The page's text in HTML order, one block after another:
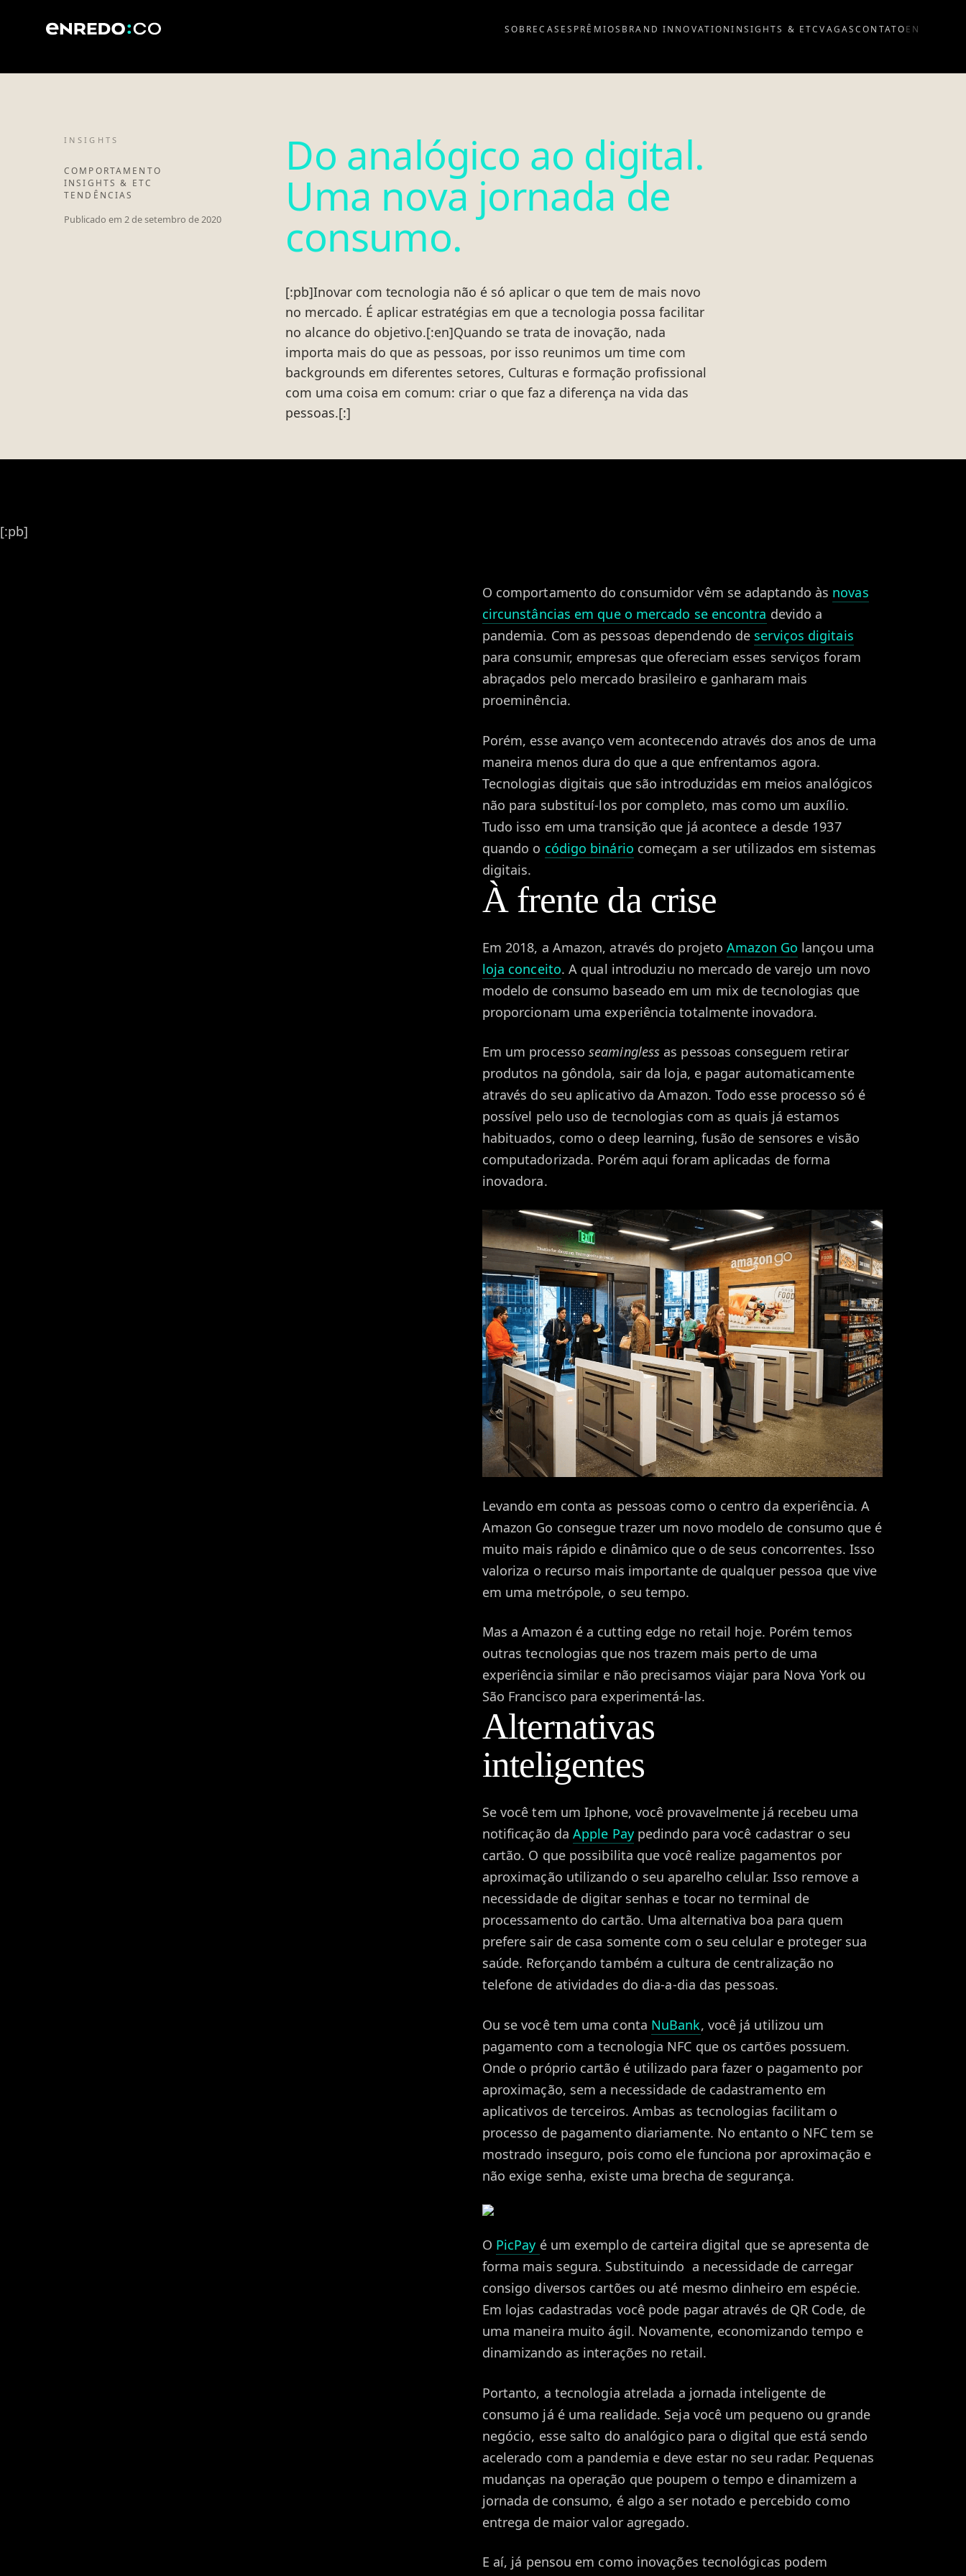
SOBRECASES PRÊMIOS BRAND INNOVATIONINSIGHTS & ETCVAGASCONTATOEN
INSIGHTS
COMPORTAMENTO
INSIGHTS & ETC
TENDÊNCIAS
Publicado em 2 de setembro de 2020
Do analógico ao digital.
Uma nova jornada de
consumo.
[:pb]Inovar com tecnologia não é só aplicar o que tem de mais novo
no mercado. É aplicar estratégias em que a tecnologia possa facilitar
no alcance do objetivo.[:en]Quando se trata de inovação, nada
importa mais do que as pessoas, por isso reunimos um time com
backgrounds em diferentes setores, Culturas e formação profissional
com uma coisa em comum: criar o que faz a diferença na vida das
pessoas.[:]
[:pb]
O comportamento do consumidor vêm se adaptando às novas
circunstâncias em que o mercado se encontra devido a
pandemia. Com as pessoas dependendo de serviços digitais
para consumir, empresas que ofereciam esses serviços foram
abraçados pelo mercado brasileiro e ganharam mais
proeminência.
Porém, esse avanço vem acontecendo através dos anos de uma
maneira menos dura do que a que enfrentamos agora.
Tecnologias digitais que são introduzidas em meios analógicos
não para substituí-los por completo, mas como um auxílio.
Tudo isso em uma transição que já acontece a desde 1937
quando o código binário começam a ser utilizados em sistemas
digitais.
À frente da crise
Em 2018, a Amazon, através do projetoAmazon Go lançou uma
loja conceito. A qual introduziu no mercado de varejo um novo
modelo de consumo baseado em um mix de tecnologias que
proporcionam uma experiência totalmente inovadora.
Em um processoseamingless as pessoas conseguem retirar
produtos na gôndola, sair da loja, e pagar automaticamente
através do seu aplicativo da Amazon. Todo esse processo só é
possível pelo uso de tecnologias com as quais já estamos
habituados, como o deep learning, fusão de sensores e visão
computadorizada. Porém aqui foram aplicadas de forma
inovadora.
Levando em conta as pessoas como o centro da experiência. A
Amazon Go consegue trazer um novo modelo de consumo que é
muito mais rápido e dinâmico que o de seus concorrentes. Isso
valoriza o recurso mais importante de qualquer pessoa que vive
em uma metrópole, o seu tempo.
Mas a Amazon é a cutting edge no retail hoje. Porém temos
outras tecnologias que nos trazem mais perto de uma
experiência similar e não precisamos viajar para Nova York ou
São Francisco para experimentá-las.
Alternativas
inteligentes
Se você tem um Iphone, você provavelmente já recebeu uma
notificação daApple Paypedindo para você cadastrar o seu
cartão. O que possibilita que você realize pagamentos por
aproximação utilizando o seu aparelho celular. Isso remove a
necessidade de digitar senhas e tocar no terminal de
processamento do cartão. Uma alternativa boa para quem
prefere sair de casa somente com o seu celular e proteger sua
saúde. Reforçando também a cultura de centralização no
telefone de atividades do dia-a-dia das pessoas.
Ou se você tem uma conta NuBank, você já utilizou um
pagamento com a tecnologia NFC que os cartões possuem.
Onde o próprio cartão é utilizado para fazer o pagamento por
aproximação, sem a necessidade de cadastramento em
aplicativos de terceiros. Ambas as tecnologias facilitam o
processo de pagamento diariamente. No entanto o NFC tem se
mostrado inseguro, pois como ele funciona por aproximação e
não exige senha, existe uma brecha de segurança.
O PicPay é um exemplo de carteira digital que se apresenta de
forma mais segura. Substituindo a necessidade de carregar
consigo diversos cartões ou até mesmo dinheiro em espécie.
Em lojas cadastradas você pode pagar através de QR Code, de
uma maneira muito ágil. Novamente, economizando tempo e
dinamizando as interações no retail.
Portanto, a tecnologia atrelada a jornada inteligente de
consumo já é uma realidade. Seja você um pequeno ou grande
negócio, esse salto do analógico para o digital que está sendo
acelerado com a pandemia e deve estar no seu radar. Pequenas
mudanças na operação que poupem o tempo e dinamizem a
jornada de consumo, é algo a ser notado e percebido como
entrega de maior valor agregado.
E aí, já pensou em como inovações tecnológicas podem